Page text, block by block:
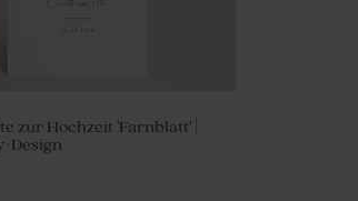
zur Hochzeit 'Farnblatt' |
Design